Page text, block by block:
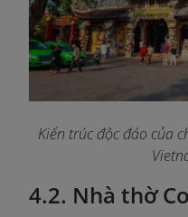
Kiến trúc độc đáo của
4.2. Nhà thờ